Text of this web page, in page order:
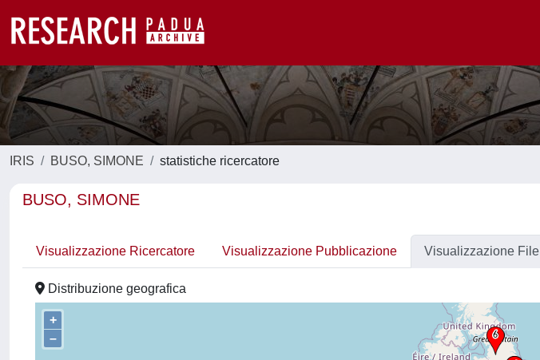
IRIS BUSO, SIMONE statistiche ricercatore
BUSO, SIMONE
Visualizzazione Ricercatore Visualizzazione Pubblicazione Visualizzazione File
Distribuzione geografica
+
–